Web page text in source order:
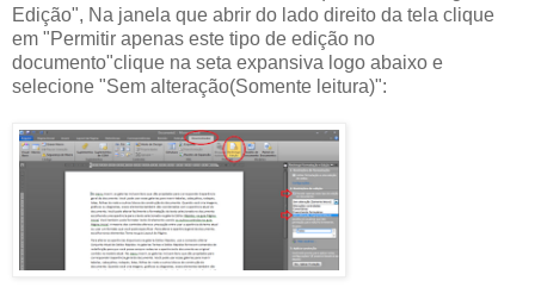
Edição", Na janela que abrir do lado direito da tela clique
em "Permitir apenas este tipo de edição no
documento"clique na seta expansiva logo abaixo e
selecione "Sem alteração(Somente leitura)":